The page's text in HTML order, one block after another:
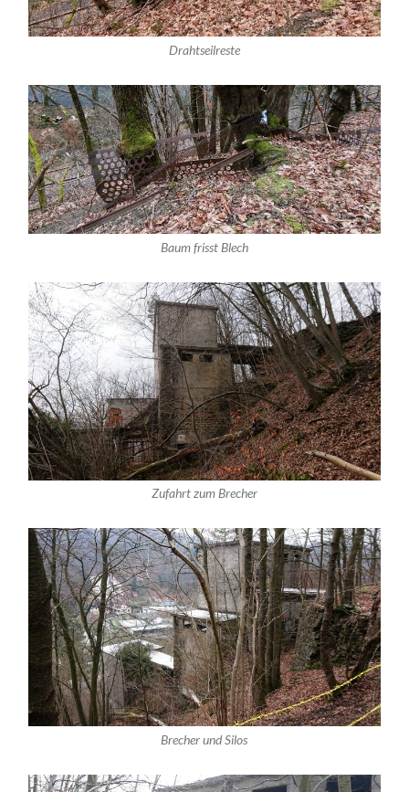
Drahtseilreste
Baum frisst Blech
Zufahrt zum Brecher
Brecher und Silos